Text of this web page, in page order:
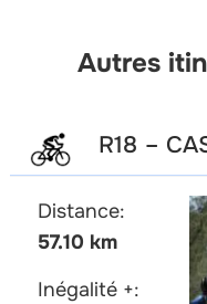
Autres
R18 –
Distance:
57.10 km
Inégalité +: